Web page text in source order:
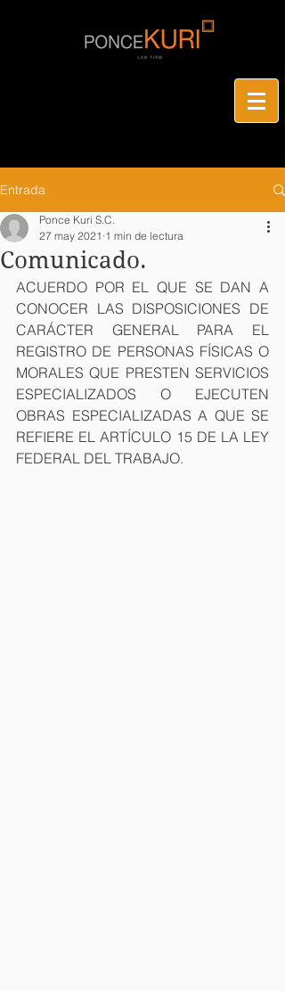
Entrada
Comunicado.
Ponce Kuri S.C.
27 may 2021 1 min de lectura
ACUERDO POR EL QUE SE DAN A
CONOCER LAS DISPOSICIONES DE
CARÁCTER GENERAL PARA EL
REGISTRO DE PERSONAS FÍSICAS O
MORALES QUE PRESTEN SERVICIOS
ESPECIALIZADOS O EJECUTEN
OBRAS ESPECIALIZADAS A QUE SE
REFIERE EL ARTÍCULO 15 DE LA LEY
FEDERAL DEL TRABAJO.